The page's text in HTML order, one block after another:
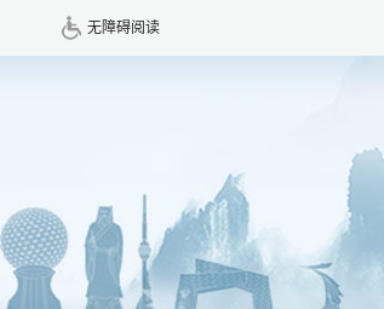
无障碍阅读